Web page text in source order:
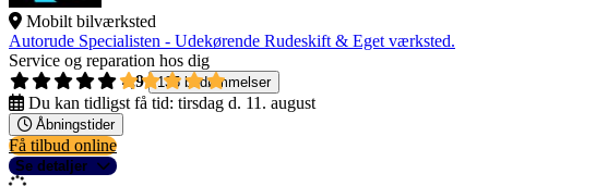
Mobilt bilværksted
Autorude Specialisten - Udekørende Rudeskift & Eget værksted.
Service og reparation hos dig
4,9
135 bedømmelser
Du kan tidligst få tid: tirsdag d. 11. august
Åbningstider
Få tilbud online
Se detaljer